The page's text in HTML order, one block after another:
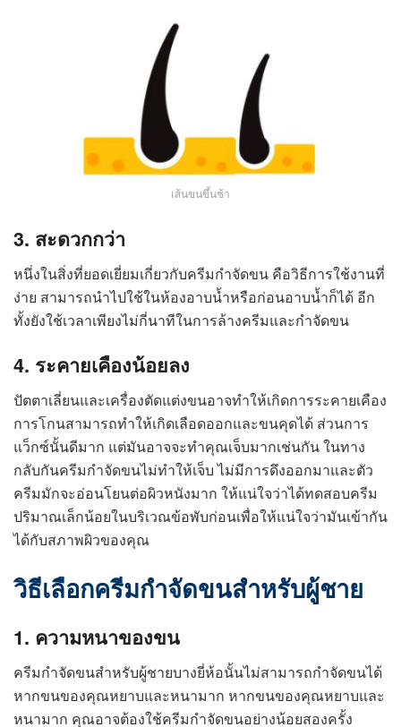
เส้นขนขึ้นช้า
3. สะดวกกว่า
หนึ่งในสิ่งที่ยอดเยี่ยมเกี่ยวกับครีมกำจัดขน คือวิธีการใช้งานที่
ง่าย สามารถนำไปใช้ในห้องอาบน้ำหรือก่อนอาบน้ำก็ได้ อีก
ทั้งยังใช้เวลาเพียงไม่กี่นาทีในการล้างครีมและกำจัดขน
4. ระคายเคืองน้อยลง
ปัตตาเลี่ยนและเครื่องตัดแต่งขนอาจทำให้เกิดการระคายเคือง
การโกนสามารถทำให้เกิดเลือดออกและขนคุดได้ ส่วนการ
แว็กซ์นั้นดีมาก แต่มันอาจจะทำคุณเจ็บมากเช่นกัน ในทาง
กลับกันครีมกำจัดขนไม่ทำให้เจ็บ ไม่มีการดึงออกมาและตัว
ครีมมักจะอ่อนโยนต่อผิวหนังมาก ให้แน่ใจว่าได้ทดสอบครีม
ปริมาณเล็กน้อยในบริเวณข้อพับก่อนเพื่อให้แน่ใจว่ามันเข้ากัน
ได้กับสภาพผิวของคุณ
วิธีเลือกครีมกำจัดขนสำหรับผู้ชาย
1. ความหนาของขน
ครีมกำจัดขนสำหรับผู้ชายบางยี่ห้อนั้นไม่สามารถกำจัดขนได้
หากขนของคุณหยาบและหนามาก หากขนของคุณหยาบและ
หนามาก คุณอาจต้องใช้ครีมกำจัดขนอย่างน้อยสองครั้ง